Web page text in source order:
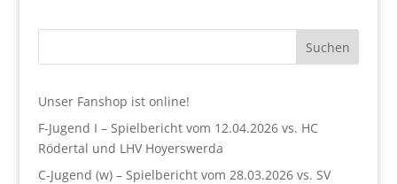
Suchen
Unser Fanshop ist online!
F-Jugend I – Spielbericht vom 12.04.2026 vs. HC
Rödertal und LHV Hoyerswerda
C-Jugend (w) – Spielbericht vom 28.03.2026 vs. SV